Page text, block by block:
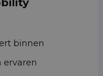
binnen
ervaren